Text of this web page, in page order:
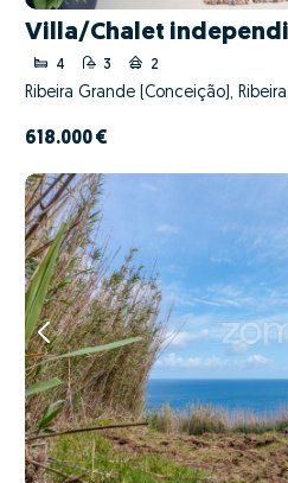
Villa/Chalet
4 3 2
Ribeira Grande (Conceição),
618.000 €